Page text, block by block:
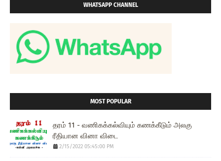
WHATSAPP CHANNEL
MOST POPULAR
தரம் 11 - வணிகக்கல்வியும் கணக்கீடும் அலகு
ரீதியான வினா விடை
2/15/2022 05:45:00 PM